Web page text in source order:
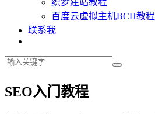
织梦建站教程
百度云虚拟主机BCH教程
联系我
SEO入门教程